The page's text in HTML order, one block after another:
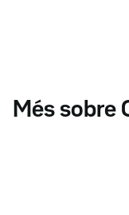
Més sobre